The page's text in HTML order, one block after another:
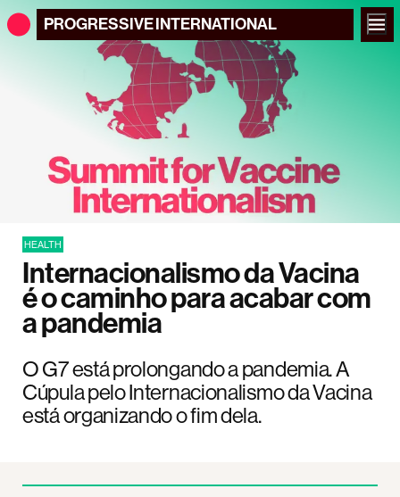
PROGRESSIVEINTERNATIONAL
HEALTH
Internacionalismo da Vacina
é o caminho para acabar com
a pandemia
O G7 está prolongando a pandemia. A
Cúpula pelo Internacionalismo da Vacina
está organizando o fim dela.